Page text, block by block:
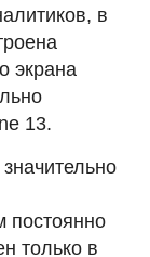
в
экрана
13.
постоянно
только в